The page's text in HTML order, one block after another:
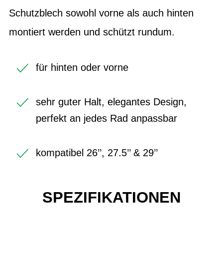
Schutzblech sowohl vorne als auch hinten
montiert werden und schützt rundum.
für hinten oder vorne
sehr guter Halt, elegantes Design,
perfekt an jedes Rad anpassbar
kompatibel 26’’, 27.5’’ & 29’’
SPEZIFIKATIONEN